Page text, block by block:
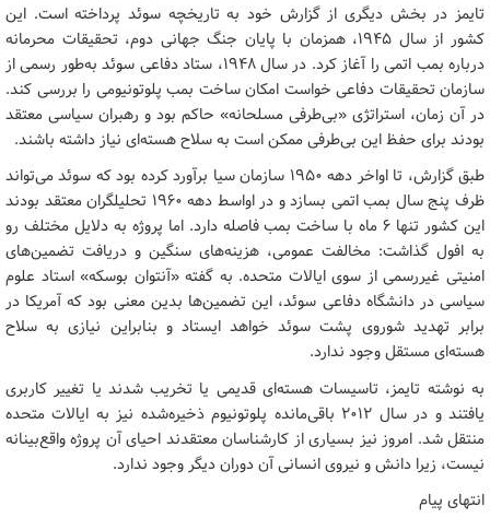
تایمز در بخش دیگری از گزارش خود به تاریخچه سوئد پرداخته است. این
کشور از سال ۱۹۴۵، همزمان با پایان جنگ جهانی دوم، تحقیقات محرمانه
درباره بمب اتمی را آغاز کرد. در سال ۱۹۴۸، ستاد دفاعی سوئد به‌طور رسمی از
سازمان تحقیقات دفاعی خواست امکان ساخت بمب پلوتونیومی را بررسی کند.
در آن زمان، استراتژی «بی‌طرفی مسلحانه» حاکم بود و رهبران سیاسی معتقد
بودند برای حفظ این بی‌طرفی ممکن است به سلاح هسته‌ای نیاز داشته باشند.
طبق گزارش، تا اواخر دهه ۱۹۵۰ سازمان سیا برآورد کرده بود که سوئد می‌تواند
ظرف پنج سال بمب اتمی بسازد و در اواسط دهه ۱۹۶۰ تحلیلگران معتقد بودند
این کشور تنها ۶ ماه با ساخت بمب فاصله دارد. اما پروژه به دلایل مختلف رو
به افول گذاشت: مخالفت عمومی، هزینه‌های سنگین و دریافت تضمین‌های
امنیتی غیررسمی از سوی ایالات متحده. به گفته «آنتوان بوسکه» استاد علوم
سیاسی در دانشگاه دفاعی سوئد، این تضمین‌ها بدین معنی بود که آمریکا در
برابر تهدید شوروی پشت سوئد خواهد ایستاد و بنابراین نیازی به سلاح
هسته‌ای مستقل وجود ندارد.
به نوشته تایمز، تاسیسات هسته‌ای قدیمی یا تخریب شدند یا تغییر کاربری
یافتند و در سال ۲۰۱۲ باقی‌مانده پلوتونیوم ذخیره‌شده نیز به ایالات متحده
منتقل شد. امروز نیز بسیاری از کارشناسان معتقدند احیای آن پروژه واقع‌بینانه
نیست، زیرا دانش و نیروی انسانی آن دوران دیگر وجود ندارد.
انتهای پیام